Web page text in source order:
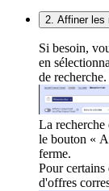
2. Affiner les
Si besoin,
en
de recherche.
La recherche
le bouton «
ferme.
Pour
d'offres